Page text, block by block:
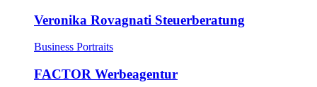
Veronika Rovagnati Steuerberatung
Business Portraits
FACTOR Werbeagentur